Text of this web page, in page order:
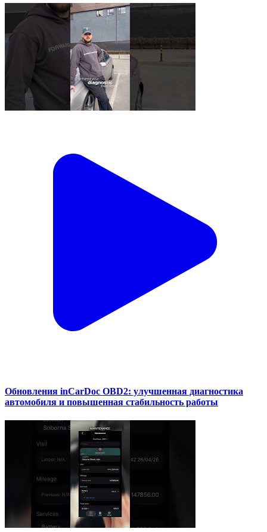
Обновления inCarDoc OBD2: улучшенная диагностика
автомобиля и повышенная стабильность работы